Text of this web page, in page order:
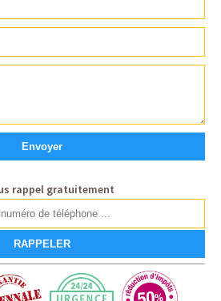
rappel gratuitement